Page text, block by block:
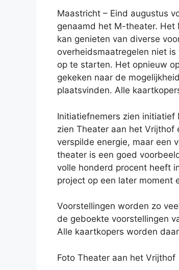
Maastricht – Eind augustus
genaamd het M-theater. Het
kan genieten van diverse
overheidsmaatregelen niet
op te starten. Het opnieuw
gekeken naar de
plaatsvinden. Alle
Initiatiefnemers zien
zien Theater aan het Vrijthof
verspilde energie, maar een
theater is een goed
volle honderd procent heeft
project op een later moment
Voorstellingen worden zo
de geboekte voorstellingen
Alle kaartkopers worden
Foto Theater aan het Vrijthof